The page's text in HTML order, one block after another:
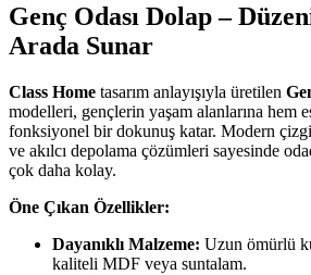
Genç Odası Dolap –
Arada Sunar
Class Home tasarım anlayışıyla üretilen
modelleri, gençlerin yaşam alanlarına hem
fonksiyonel bir dokunuş katar. Modern
ve akılcı depolama çözümleri sayesinde
çok daha kolay.
Öne Çıkan Özellikler:
Dayanıklı Malzeme: Uzun ömürlü
kaliteli MDF veya suntalam.